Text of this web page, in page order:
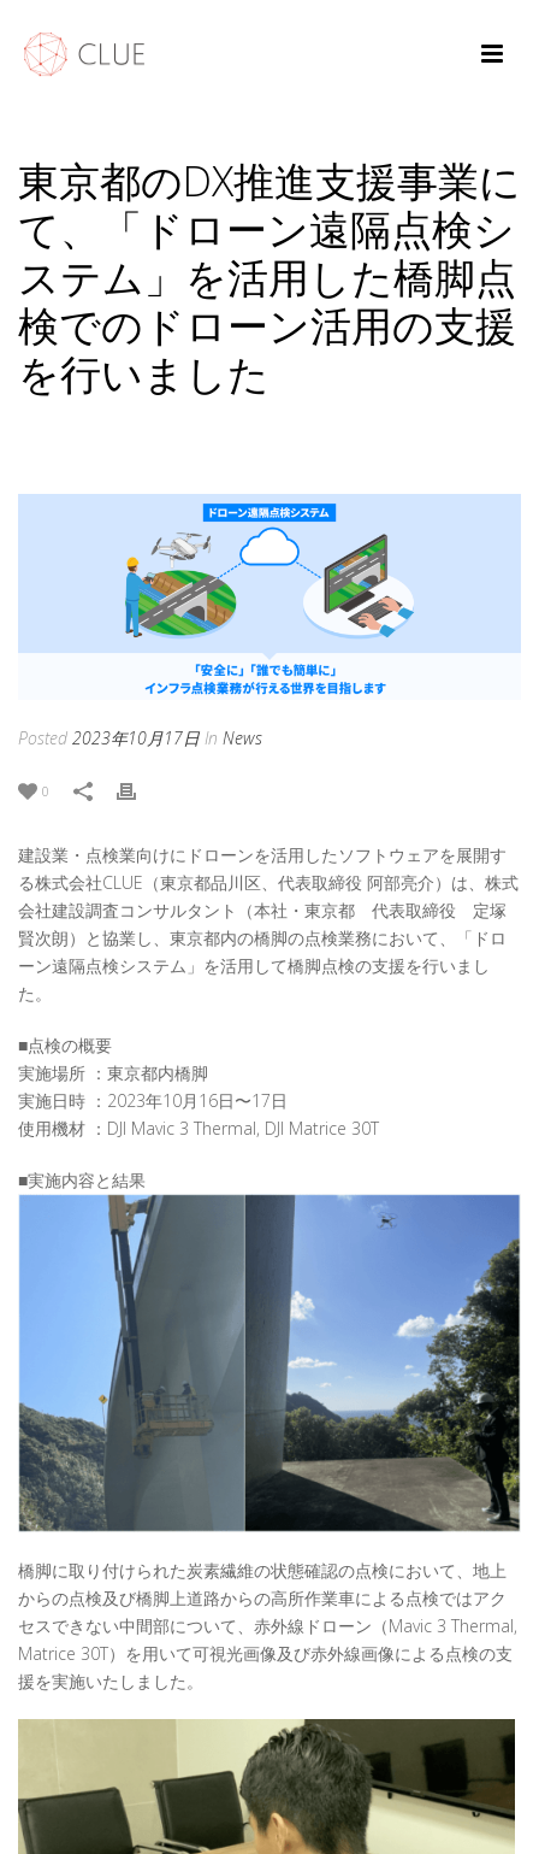
東京都のDX推進支援事業に
て、「ドローン遠隔点検シ
ステム」を活用した橋脚点
検でのドローン活用の支援
を行いました
Posted 2023年10月17日 In News
0
建設業・点検業向けにドローンを活用したソフトウェアを展開す
る株式会社CLUE（東京都品川区、代表取締役 阿部亮介）は、株式
会社建設調査コンサルタント（本社・東京都 代表取締役 定塚
賢次朗）と協業し、東京都内の橋脚の点検業務において、「ドロ
ーン遠隔点検システム」を活用して橋脚点検の支援を行いまし
た。
■点検の概要
実施場所 ：東京都内橋脚
実施日時 ：2023年10月16日〜17日
使用機材 ：DJI Mavic 3 Thermal, DJI Matrice 30T
■実施内容と結果
橋脚に取り付けられた炭素繊維の状態確認の点検において、地上
からの点検及び橋脚上道路からの高所作業車による点検ではアク
セスできない中間部について、赤外線ドローン（Mavic 3 Thermal,
Matrice 30T）を用いて可視光画像及び赤外線画像による点検の支
援を実施いたしました。